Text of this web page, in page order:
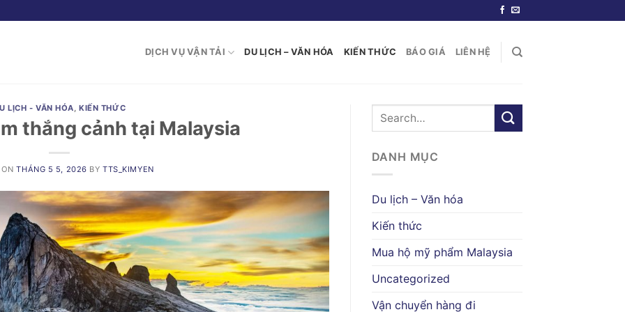
DỊCH VỤ VẬN TẢI DU LỊCH – VĂN HÓA KIẾN THỨC BÁO GIÁ LIÊN HỆ
LỊCH - VĂN HÓA,KIẾN THỨC
thắng cảnh tại Malaysia
ONTHÁNG 5 5, 2026 BYTTS_KIMYEN
DANH MỤC
Du lịch – Văn hóa
Kiến thức
Mua hộ mỹ phẩm Malaysia
Uncategorized
Vận chuyển hàng đi